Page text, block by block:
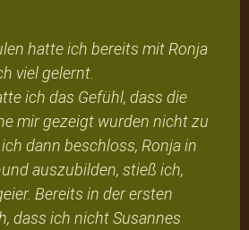
hatte ich bereits mit Ronja
viel gelernt.
ich das Gefühl, dass die
mir gezeigt wurden nicht zu
dann beschloss, Ronja in
auszubilden, stieß ich,
Bereits in der ersten
dass ich nicht Susannes